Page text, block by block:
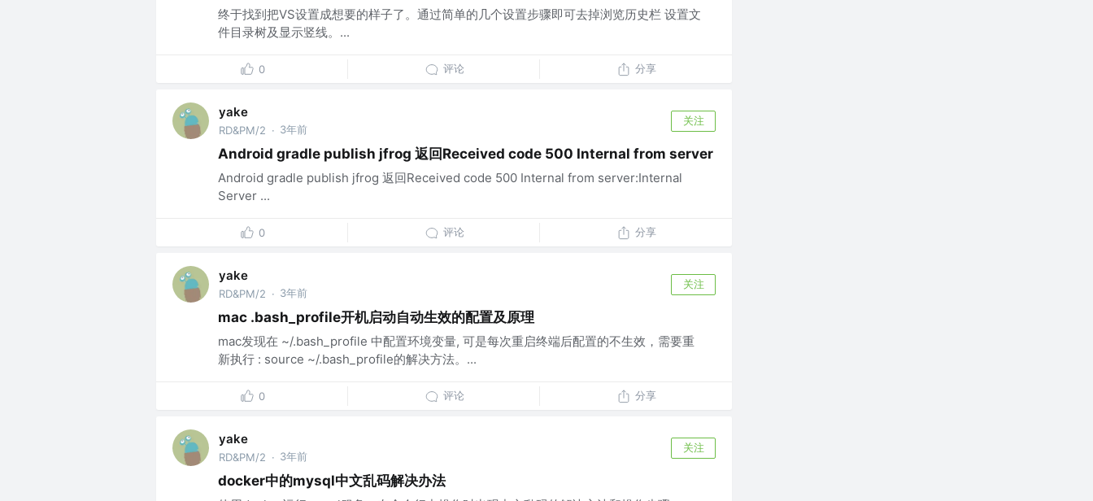
终于找到把VS设置成想要的样子了。通过简单的几个设置步骤即可去掉浏览历史栏 设置文
件目录树及显示竖线。...
0 评论 分享
yake
RD&PM/2 · 3年前
关注
Android gradle publish jfrog 返回Received code 500 Internal from server
Android gradle publish jfrog 返回Received code 500 Internal from server:Internal
Server ...
0 评论 分享
yake
RD&PM/2 · 3年前
关注
mac .bash_profile开机启动自动生效的配置及原理
mac发现在 ~/.bash_profile 中配置环境变量, 可是每次重启终端后配置的不生效，需要重
新执行 : source ~/.bash_profile的解决方法。...
0 评论 分享
yake
RD&PM/2 · 3年前
关注
docker中的mysql中文乱码解决办法